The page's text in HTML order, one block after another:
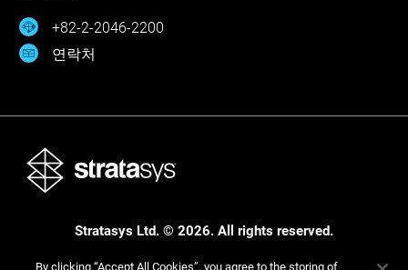
+82-2-2046-2200
연락처
Stratasys Ltd. © 2026. All rights reserved.
By clicking “Accept All Cookies”, you agree to the storing of